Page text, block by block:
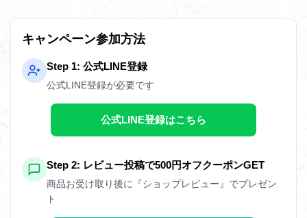
キャンペーン参加方法
Step 1: 公式LINE登録
公式LINE登録が必要です
公式LINE登録はこちら
Step 2: レビュー投稿で500円オフクーポンGET
商品お受け取り後に『ショップレビュー』でプレゼン
ト